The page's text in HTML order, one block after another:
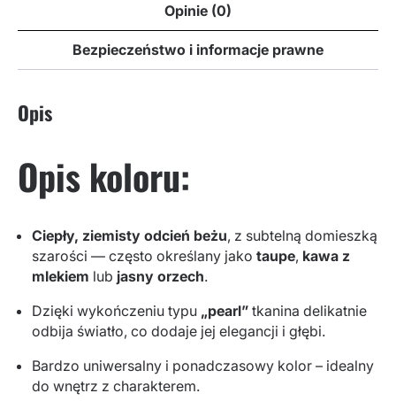
Opinie (0)
Bezpieczeństwo i informacje prawne
Opis
Opis koloru:
Ciepły, ziemisty odcień beżu, z subtelną domieszką
szarości — często określany jako taupe, kawa z
mlekiem lub jasny orzech.
Dzięki wykończeniu typu „pearl” tkanina delikatnie
odbija światło, co dodaje jej elegancji i głębi.
Bardzo uniwersalny i ponadczasowy kolor – idealny
do wnętrz z charakterem.